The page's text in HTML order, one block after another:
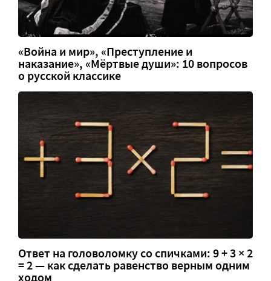
«Война и мир», «Преступление и
наказание», «Мёртвые души»: 10 вопросов
о русской классике
Ответ на головоломку со спичками: 9 + 3 × 2
= 2 — как сделать равенство верным одним
ходом